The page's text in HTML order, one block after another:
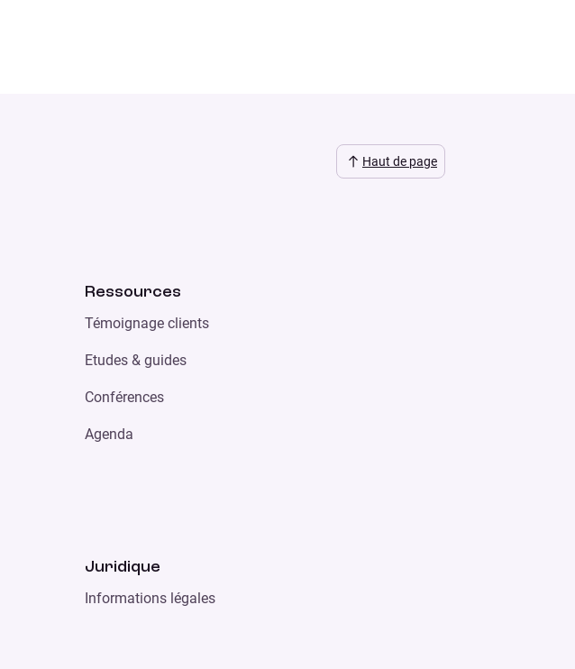
Haut de page
Ressources
Témoignage clients
Etudes & guides
Conférences
Agenda
Juridique
Informations légales